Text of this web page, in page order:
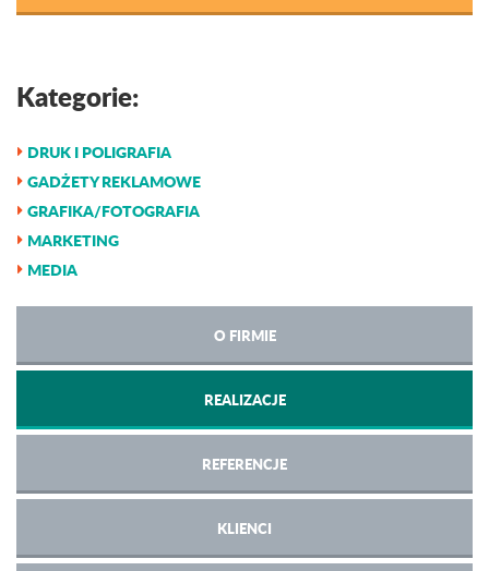
Kategorie:
DRUK I POLIGRAFIA
GADŻETY REKLAMOWE
GRAFIKA/FOTOGRAFIA
MARKETING
MEDIA
O FIRMIE
REALIZACJE
REFERENCJE
KLIENCI